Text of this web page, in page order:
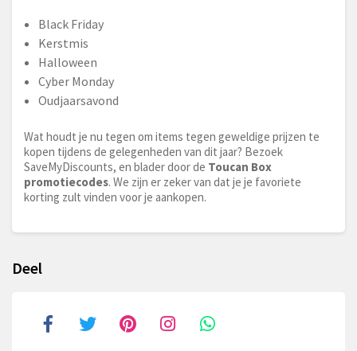
Black Friday
Kerstmis
Halloween
Cyber Monday
Oudjaarsavond
Wat houdt je nu tegen om items tegen geweldige prijzen te
kopen tijdens de gelegenheden van dit jaar? Bezoek
SaveMyDiscounts, en blader door de Toucan Box
promotiecodes. We zijn er zeker van dat je je favoriete
korting zult vinden voor je aankopen.
Deel